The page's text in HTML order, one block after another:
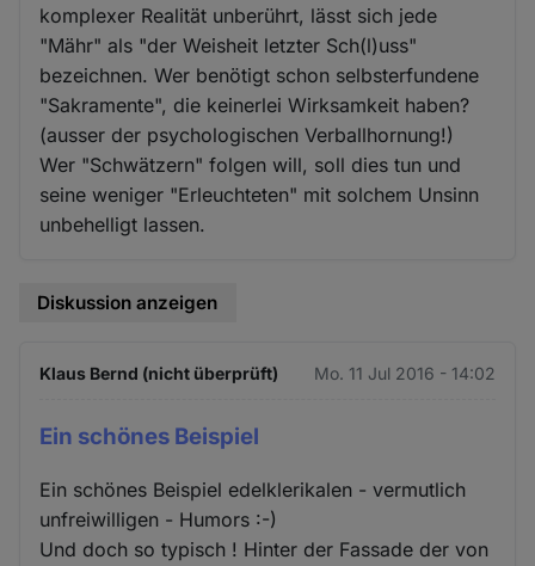
komplexer Realität unberührt, lässt sich jede
"Mähr" als "der Weisheit letzter Sch(l)uss"
bezeichnen. Wer benötigt schon selbsterfundene
"Sakramente", die keinerlei Wirksamkeit haben?
(ausser der psychologischen Verballhornung!)
Wer "Schwätzern" folgen will, soll dies tun und
seine weniger "Erleuchteten" mit solchem Unsinn
unbehelligt lassen.
Diskussion anzeigen
Klaus Bernd (nicht überprüft) Mo. 11 Jul 2016 - 14:02
Ein schönes Beispiel
Ein schönes Beispiel edelklerikalen - vermutlich
unfreiwilligen - Humors :-)
Und doch so typisch ! Hinter der Fassade der von